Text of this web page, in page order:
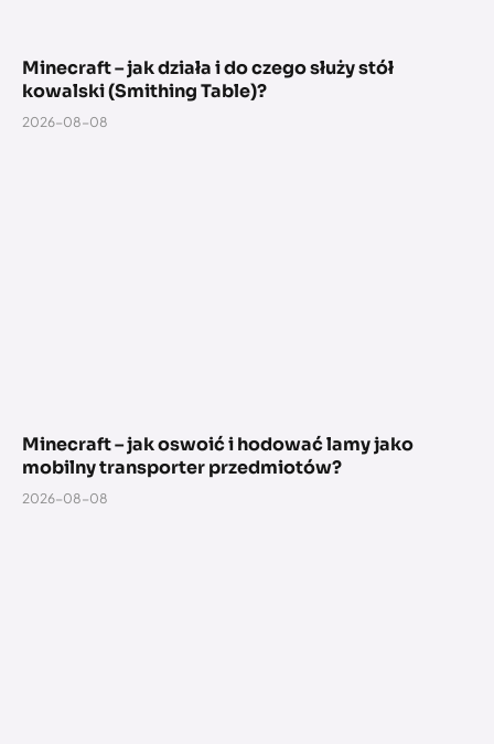
Minecraft – jak działa i do czego służy stół
kowalski (Smithing Table)?
2026-08-08
Minecraft – jak oswoić i hodować lamy jako
mobilny transporter przedmiotów?
2026-08-08